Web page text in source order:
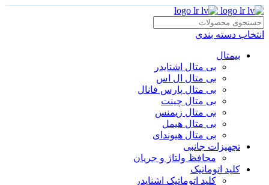
انتخاب دسته بندی
بیمتال
بی متال اشنایدر
بی متال ال اس
بی متال پارس فانال
بی متال چینت
بی متال زیمنس
بی متال هیمل
بی متال هیوندای
تجهیزات جانبی
محافظ ولتاژ و‌ جریان
کلید اتوماتیک
کلید اتوماتیک اشنایدر